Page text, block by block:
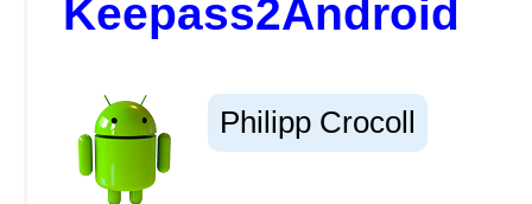
Keepass2Android
Philipp Crocoll